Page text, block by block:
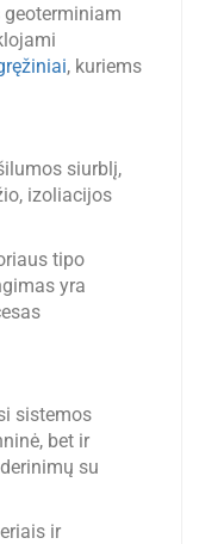
, kuriems
siurblį,
izoliacijos
tipo
yra
sistemos
bet ir
su
ir